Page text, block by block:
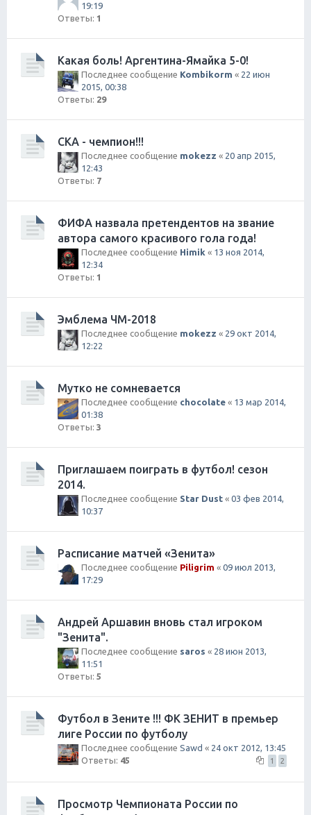
19:19
Ответы: 1
Какая боль! Аргентина-Ямайка 5-0!
Последнее сообщение Kombikorm « 22 июн
2015, 00:38
Ответы: 29
СКА - чемпион!!!
Последнее сообщение mokezz « 20 апр 2015,
12:43
Ответы: 7
ФИФА назвала претендентов на звание
автора самого красивого гола года!
Последнее сообщение Himik « 13 ноя 2014,
12:34
Ответы: 1
Эмблема ЧМ-2018
Последнее сообщение mokezz « 29 окт 2014,
12:22
Мутко не сомневается
Последнее сообщение chocolate « 13 мар 2014,
01:38
Ответы: 3
Приглашаем поиграть в футбол! сезон
2014.
Последнее сообщение Star Dust « 03 фев 2014,
10:37
Расписание матчей «Зенита»
Последнее сообщение Piligrim « 09 июл 2013,
17:29
Андрей Аршавин вновь стал игроком
"Зенита".
Последнее сообщение saros « 28 июн 2013,
11:51
Ответы: 5
Футбол в Зените !!! ФК ЗЕНИТ в премьер
лиге России по футболу
Последнее сообщение Sawd « 24 окт 2012, 13:45
Ответы: 45 1 2
Просмотр Чемпионата России по